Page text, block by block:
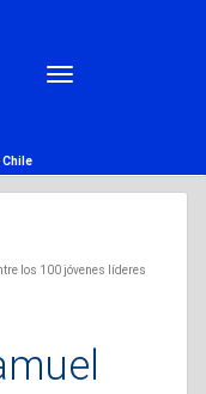
Chile
los 100 jóvenes líderes